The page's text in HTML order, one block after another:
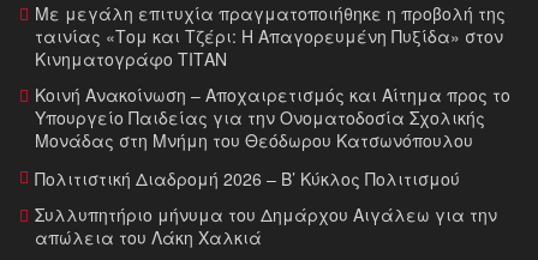
Με μεγάλη επιτυχία πραγματοποιήθηκε η προβολή της
ταινίας «Τομ και Τζέρι: Η Απαγορευμένη Πυξίδα» στον
Κινηματογράφο ΤΙΤΑΝ
Κοινή Ανακοίνωση – Αποχαιρετισμός και Αίτημα προς το
Υπουργείο Παιδείας για την Ονοματοδοσία Σχολικής
Μονάδας στη Μνήμη του Θεόδωρου Κατσωνόπουλου
Πολιτιστική Διαδρομή 2026 – Β’ Κύκλος Πολιτισμού
Συλλυπητήριο μήνυμα του Δημάρχου Αιγάλεω για την
απώλεια του Λάκη Χαλκιά